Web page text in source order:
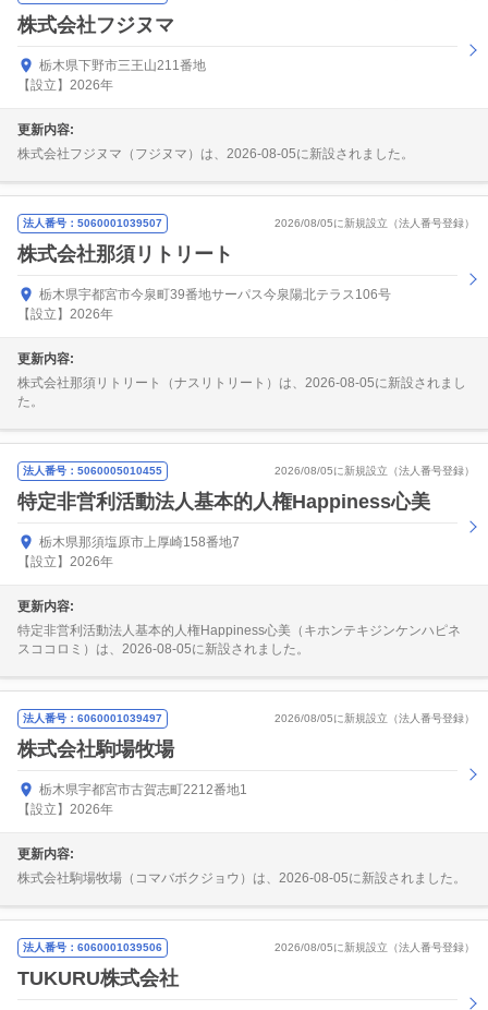
株式会社フジヌマ
栃木県下野市三王山211番地
【設立】2026年
更新内容:
株式会社フジヌマ（フジヌマ）は、2026-08-05に新設されました。
法人番号：5060001039507 2026/08/05に新規設立（法人番号登録）
株式会社那須リトリート
栃木県宇都宮市今泉町39番地サーパス今泉陽北テラス106号
【設立】2026年
更新内容:
株式会社那須リトリート（ナスリトリート）は、2026-08-05に新設されまし
た。
法人番号：5060005010455 2026/08/05に新規設立（法人番号登録）
特定非営利活動法人基本的人権Happiness心美
栃木県那須塩原市上厚崎158番地7
【設立】2026年
更新内容:
特定非営利活動法人基本的人権Happiness心美（キホンテキジンケンハピネ
スココロミ）は、2026-08-05に新設されました。
法人番号：6060001039497 2026/08/05に新規設立（法人番号登録）
株式会社駒場牧場
栃木県宇都宮市古賀志町2212番地1
【設立】2026年
更新内容:
株式会社駒場牧場（コマバボクジョウ）は、2026-08-05に新設されました。
法人番号：6060001039506 2026/08/05に新規設立（法人番号登録）
TUKURU株式会社